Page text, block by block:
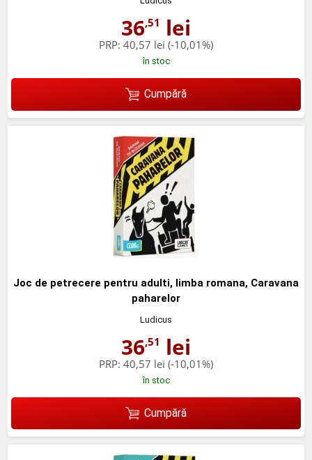
36,51 lei
PRP: 40,57 lei (-10,01%)
în stoc
Cumpără
Joc de petrecere pentru adulti, limba romana, Caravana
paharelor
Ludicus
36,51 lei
PRP: 40,57 lei (-10,01%)
în stoc
Cumpără